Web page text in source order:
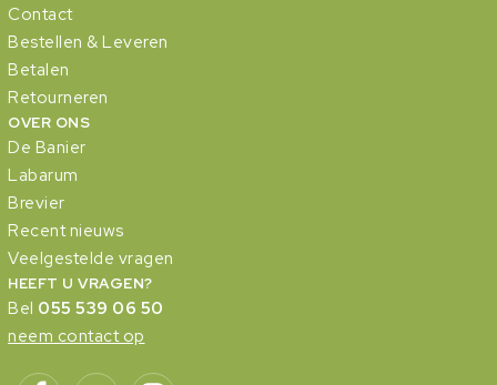
Contact
Bestellen & Leveren
Betalen
Retourneren
OVER ONS
De Banier
Labarum
Brevier
Recent nieuws
Veelgestelde vragen
HEEFT U VRAGEN?
Bel 055 539 06 50
neem contact op